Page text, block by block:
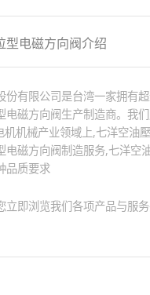
型电磁方向阀介绍
份有限公司是台湾一家拥有
电磁方向阀生产制造商。我
机机械产业领域上,七洋空油
电磁方向阀制造服务,七洋空
品质要求
立即浏览我们各项产品与服